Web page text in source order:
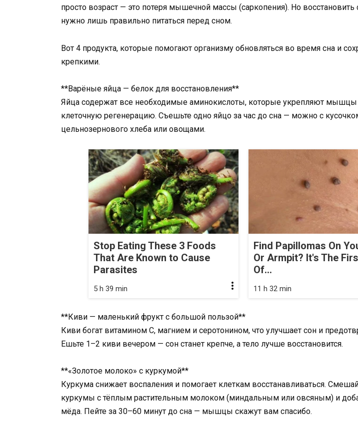
просто возраст — это потеря мышечной массы (саркопения). Но
нужно лишь правильно питаться перед сном.
Вот 4 продукта, которые помогают организму обновляться во время сна и
крепкими.
**Варёные яйца — белок для восстановления**
Яйца содержат все необходимые аминокислоты, которые укрепляют
клеточную регенерацию. Съешьте одно яйцо за час до сна — можно с
цельнозернового хлеба или овощами.
Stop Eating These 3 Foods
That Are Known to Cause
Parasites
5 h 39 min
Find Papillomas On
Or Armpit? It's The
Of...
11 h 32 min
**Киви — маленький фрукт с большой пользой**
Киви богат витамином C, магнием и серотонином, что улучшает сон и
Ешьте 1–2 киви вечером — сон станет крепче, а тело лучше восстановится.
**«Золотое молоко» с куркумой**
Куркума снижает воспаления и помогает клеткам восстанавливаться.
куркумы с тёплым растительным молоком (миндальным или овсяным) и
мёда. Пейте за 30–60 минут до сна — мышцы скажут вам спасибо.